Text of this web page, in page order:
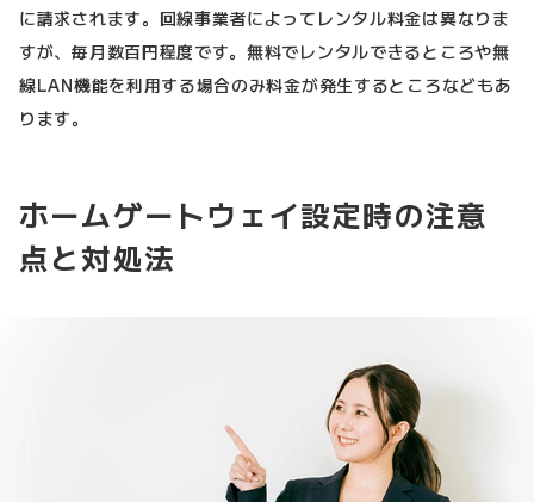
に請求されます。回線事業者によってレンタル料金は異なりま
すが、毎月数百円程度です。無料でレンタルできるところや無
線LAN機能を利用する場合のみ料金が発生するところなどもあ
ります。
ホームゲートウェイ設定時の注意
点と対処法